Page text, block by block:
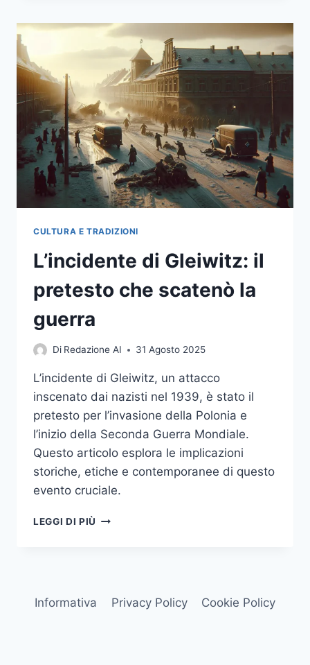
IL
PRETESTO
PER
L’INVASIONE
ITALIANA
DELL’ETIOPIA
CULTURA E TRADIZIONI
L’incidente di Gleiwitz: il
pretesto che scatenò la
guerra
Di Redazione AI 31 Agosto 2025
L’incidente di Gleiwitz, un attacco
inscenato dai nazisti nel 1939, è stato il
pretesto per l’invasione della Polonia e
l’inizio della Seconda Guerra Mondiale.
Questo articolo esplora le implicazioni
storiche, etiche e contemporanee di questo
evento cruciale.
LEGGI DI PIÙ L’INCIDENTE
SCATENÒ
Informativa Privacy Policy Cookie Policy